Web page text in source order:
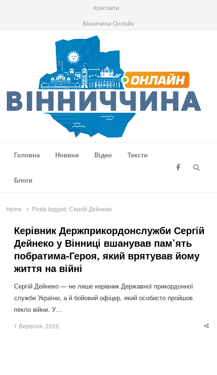
Контакти
Вінничина Онлайн
Головна
Новини Відео Тексти
Блоги
Home Posts tagged:Сергій Дейнеко
Керівник Держприкордонслужби Сергій
Дейнеко у Вінниці вшанував пам’ять
побратима-Героя, який врятував йому
життя на війні
Сергій Дейнеко — не лише керівник Державної прикордонної
служби України, а й бойовий офіцер, який особисто пройшов
пекло війни. У…
1 Вересня, 2025